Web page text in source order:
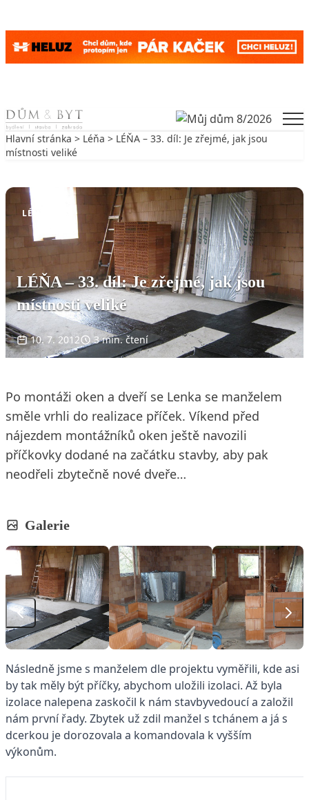
Skip to content
Hlavní stránka > Léňa > LÉŇA – 33. díl: Je zřejmé, jak jsou
místnosti veliké
LÉŇA
LÉŇA – 33. díl: Je zřejmé, jak jsou
místnosti veliké
10. 7. 2012 3 min. čtení
Po montáži oken a dveří se Lenka se manželem
směle vrhli do realizace příček. Víkend před
nájezdem montážníků oken ještě navozili
příčkovky dodané na začátku stavby, aby pak
neodřeli zbytečně nové dveře…
Galerie
Následně jsme s manželem dle projektu vyměřili, kde asi
by tak měly být příčky, abychom uložili izolaci. Až byla
izolace nalepena zaskočil k nám stavbyvedoucí a založil
nám první řady. Zbytek už zdil manžel s tchánem a já s
dcerkou je dorozovala a komandovala k vyšším
výkonům.